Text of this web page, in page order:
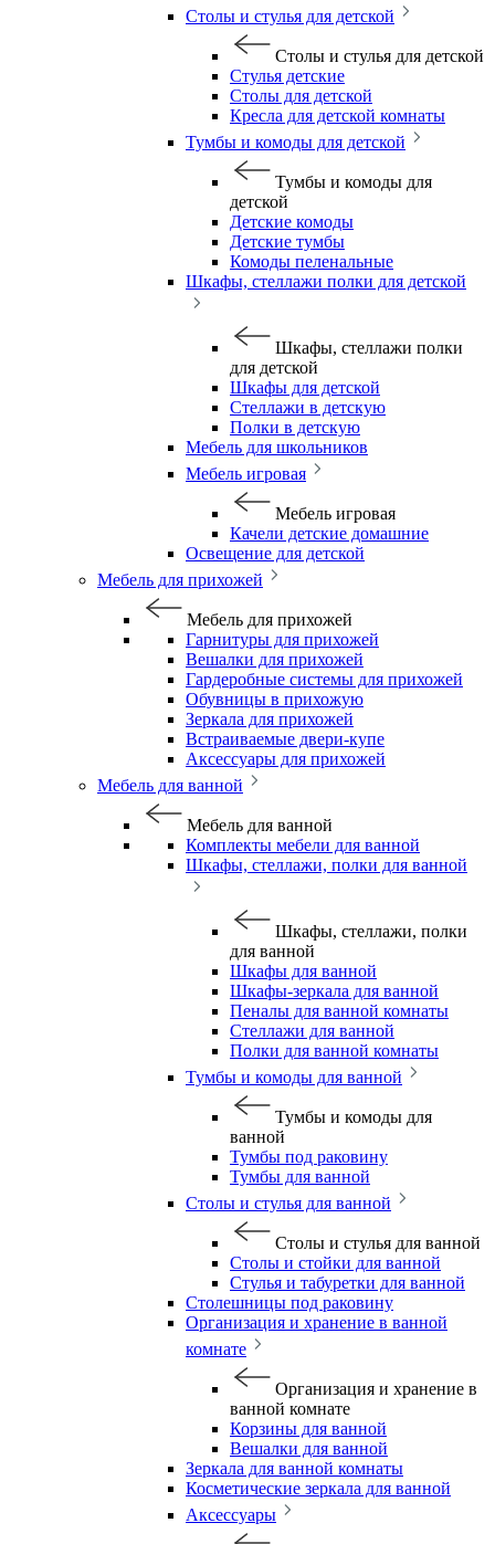
Столы и стулья для детской
Столы и стулья для детской
Стулья детские
Столы для детской
Кресла для детской комнаты
Тумбы и комоды для детской
Тумбы и комоды для
детской
Детские комоды
Детские тумбы
Комоды пеленальные
Шкафы, стеллажи полки для детской
Шкафы, стеллажи полки
для детской
Шкафы для детской
Стеллажи в детскую
Полки в детскую
Мебель для школьников
Мебель игровая
Мебель игровая
Качели детские домашние
Освещение для детской
Мебель для прихожей
Мебель для прихожей
Гарнитуры для прихожей
Вешалки для прихожей
Гардеробные системы для прихожей
Обувницы в прихожую
Зеркала для прихожей
Встраиваемые двери-купе
Аксессуары для прихожей
Мебель для ванной
Мебель для ванной
Комплекты мебели для ванной
Шкафы, стеллажи, полки для ванной
Шкафы, стеллажи, полки
для ванной
Шкафы для ванной
Шкафы-зеркала для ванной
Пеналы для ванной комнаты
Стеллажи для ванной
Полки для ванной комнаты
Тумбы и комоды для ванной
Тумбы и комоды для
ванной
Тумбы под раковину
Тумбы для ванной
Столы и стулья для ванной
Столы и стулья для ванной
Столы и стойки для ванной
Стулья и табуретки для ванной
Столешницы под раковину
Организация и хранение в ванной
комнате
Организация и хранение в
ванной комнате
Корзины для ванной
Вешалки для ванной
Зеркала для ванной комнаты
Косметические зеркала для ванной
Аксессуары